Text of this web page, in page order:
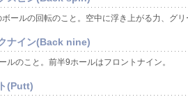
ールの回転のこと。空中に浮き上がる力、グ
ナイン(Back nine)
ルのこと。前半9ホールはフロントナイン。
(Putt)